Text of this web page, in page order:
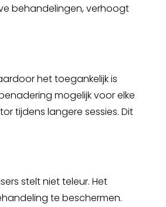
behandelingen, verhoogt
het toegankelijk is
mogelijk voor elke
tijdens langere sessies. Dit
stelt niet teleur. Het
te beschermen.